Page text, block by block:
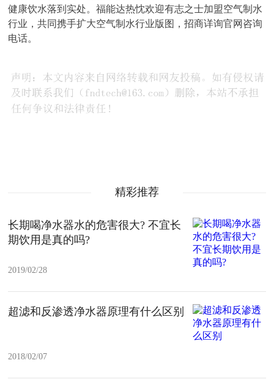
健康饮水落到实处。福能达热忱欢迎有志之士加盟空气制水
行业，共同携手扩大空气制水行业版图，招商详询官网咨询
电话。
精彩推荐
长期喝净水器水的危害很大? 不宜长
期饮用是真的吗?
2019/02/28
超滤和反渗透净水器原理有什么区别
2018/02/07